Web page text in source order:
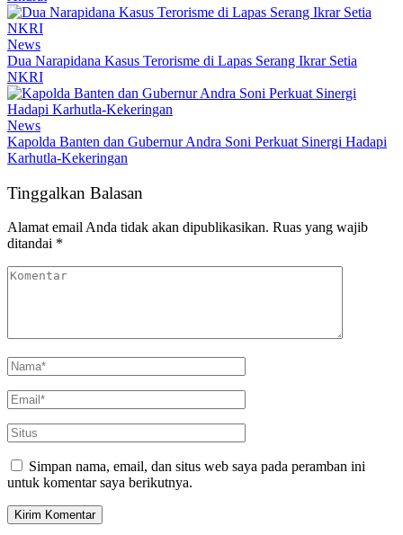
News
Dua Narapidana Kasus Terorisme di Lapas Serang Ikrar Setia
NKRI
News
Kapolda Banten dan Gubernur Andra Soni Perkuat Sinergi Hadapi
Karhutla-Kekeringan
Tinggalkan Balasan
Alamat email Anda tidak akan dipublikasikan. Ruas yang wajib
ditandai *
Simpan nama, email, dan situs web saya pada peramban ini
untuk komentar saya berikutnya.